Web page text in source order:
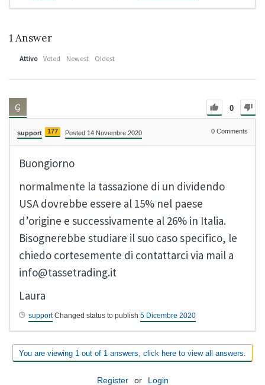
1 Answer
Attivo Voted Newest Oldest
0
support 177 Posted 14 Novembre 2020 0 Comments
Buongiorno
normalmente la tassazione di un dividendo
USA dovrebbe essere al 15% nel paese
d’origine e successivamente al 26% in Italia.
Bisognerebbe studiare il suo caso specifico, le
chiedo cortesemente di contattarci via mail a
info@tassetrading.it
Laura
supportChanged status to publish 5 Dicembre 2020
You are viewing 1 out of 1 answers, click here to view all answers.
Register or Login